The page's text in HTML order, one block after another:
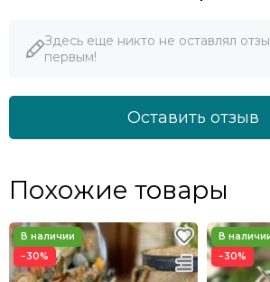
Здесь еще никто не оставлял
первым!
Оставить отзыв
Похожие товары
−30% −30%